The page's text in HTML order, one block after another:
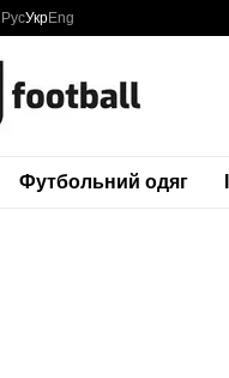
РусУкрEng
Футбольний одяг